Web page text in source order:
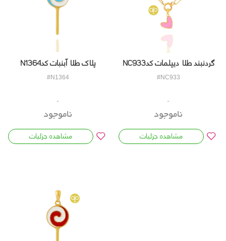
گردنبند طلا دیپلمات کدNC933
#NC933
ناموجود
مشاهده جزئیات
پلاک طلا آبنبات کدN1364
#N1364
ناموجود
مشاهده جزئیات